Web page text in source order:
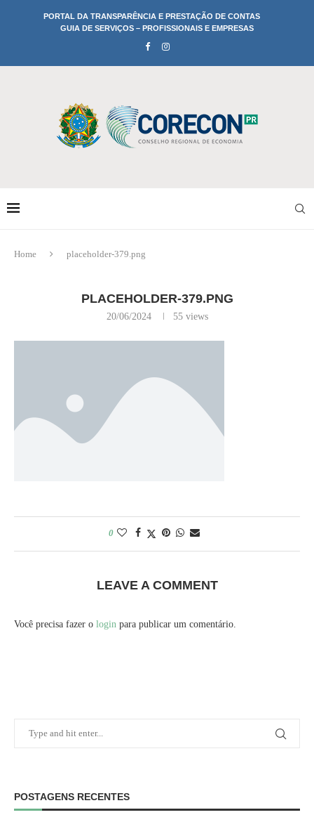
PORTAL DA TRANSPARÊNCIA E PRESTAÇÃO DE CONTAS
GUIA DE SERVIÇOS – PROFISSIONAIS E EMPRESAS
Home placeholder-379.png
PLACEHOLDER-379.PNG
20/06/2024 55views
0
LEAVE A COMMENT
Você precisa fazer o login para publicar um comentário.
POSTAGENS RECENTES